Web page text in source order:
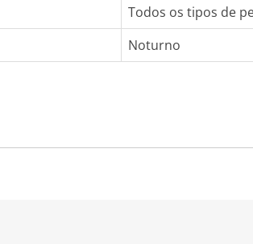
Todos os tipos de
Noturno